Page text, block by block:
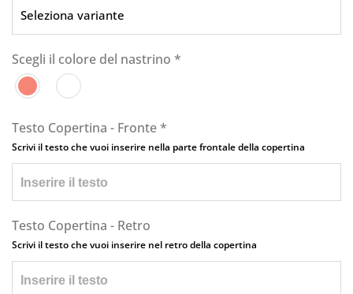
Scegli il colore del nastrino *
Testo Copertina - Fronte*
Scrivi il testo che vuoi inserire nella parte frontale della copertina
Testo Copertina - Retro
Scrivi il testo che vuoi inserire nel retro della copertina